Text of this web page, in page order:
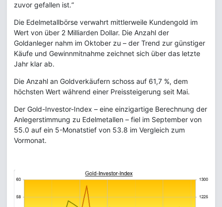
zuvor gefallen ist.“
Die Edelmetallbörse verwahrt mittlerweile Kundengold im
Wert von über 2 Milliarden Dollar. Die Anzahl der
Goldanleger nahm im Oktober zu – der Trend zur günstiger
Käufe und Gewinnmitnahme zeichnet sich über das letzte
Jahr klar ab.
Die Anzahl an Goldverkäufern schoss auf 61,7 %, dem
höchsten Wert während einer Preissteigerung seit Mai.
Der Gold-Investor-Index – eine einzigartige Berechnung der
Anlegerstimmung zu Edelmetallen – fiel im September von
55.0 auf ein 5-Monatstief von 53.8 im Vergleich zum
Vormonat.